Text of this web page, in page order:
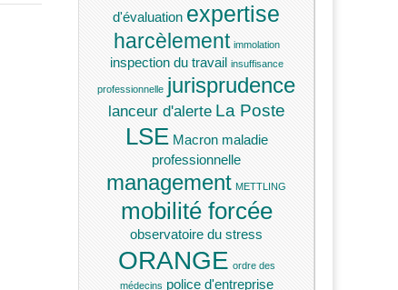
d'évaluation expertise
harcèlement immolation
inspection du travail insuffisance
professionnelle jurisprudence
lanceur d'alerte La Poste
LSE Macron maladie
professionnelle
management METTLING
mobilité forcée
observatoire du stress
ORANGE ordre des
médecins police d'entreprise